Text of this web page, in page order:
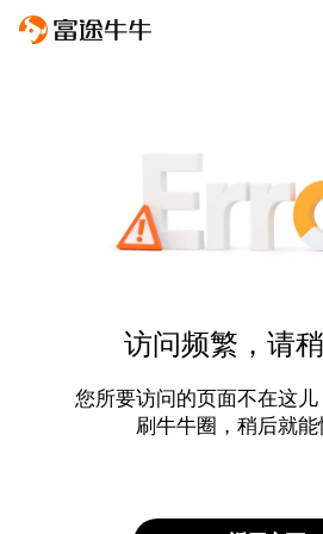
访问频繁，请
您所要访问的页面不在这
刷牛牛圈，稍后就能